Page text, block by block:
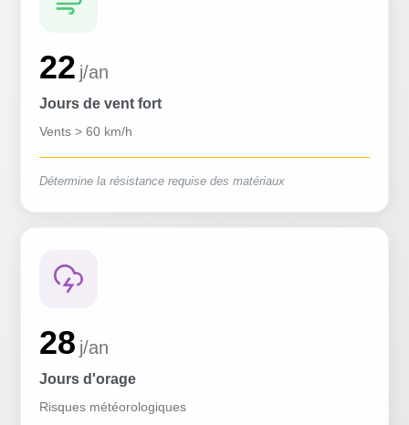
22 j/an
Jours de vent fort
Vents > 60 km/h
Détermine la résistance requise des matériaux
28 j/an
Jours d'orage
Risques météorologiques